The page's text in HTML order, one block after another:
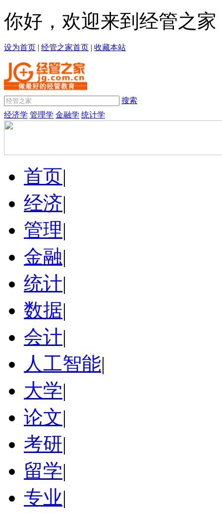
你好，欢迎来到经管之家
设为首页 | 经管之家首页 | 收藏本站
搜索
经济学 管理学 金融学 统计学
首页|
经济|
管理|
金融|
统计|
数据|
会计|
人工智能|
大学|
论文|
考研|
留学|
专业|